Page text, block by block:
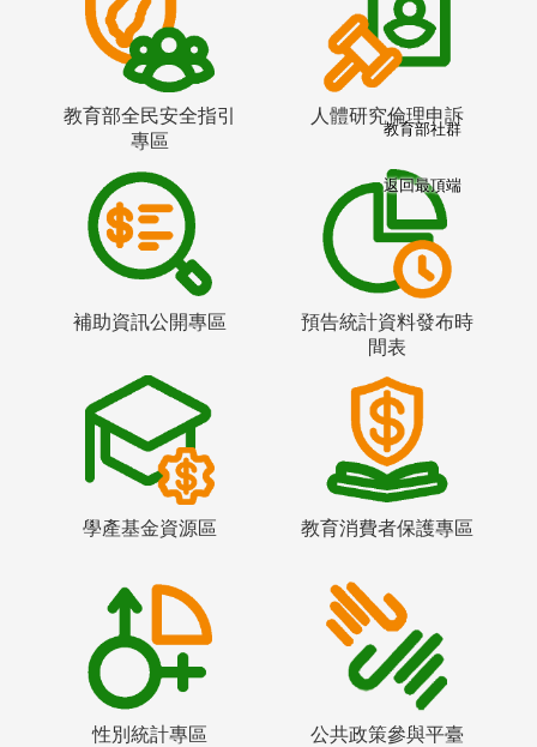
教育部全民安全指引
專區
人體研究倫理申訴
補助資訊公開專區
預告統計資料發布時
間表
學產基金資源區 教育消費者保護專區
性別統計專區 公共政策參與平臺
教育部社群
返回最頂端